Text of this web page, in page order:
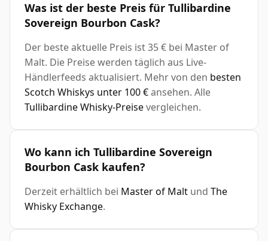
Was ist der beste Preis für Tullibardine
Sovereign Bourbon Cask?
Der beste aktuelle Preis ist 35 € bei Master of
Malt. Die Preise werden täglich aus Live-
Händlerfeeds aktualisiert. Mehr von den besten
Scotch Whiskys unter 100 €ansehen. Alle
Tullibardine Whisky-Preisevergleichen.
Wo kann ich Tullibardine Sovereign
Bourbon Cask kaufen?
Derzeit erhältlich bei Master of Malt und The
Whisky Exchange.